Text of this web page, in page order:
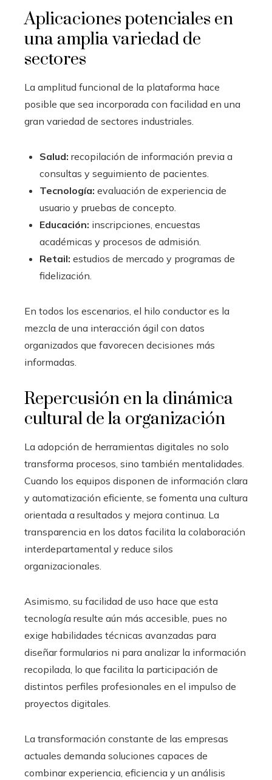
Aplicaciones potenciales en
una amplia variedad de
sectores
La amplitud funcional de la plataforma hace
posible que sea incorporada con facilidad en una
gran variedad de sectores industriales.
Salud: recopilación de información previa a
consultas y seguimiento de pacientes.
Tecnología: evaluación de experiencia de
usuario y pruebas de concepto.
Educación: inscripciones, encuestas
académicas y procesos de admisión.
Retail: estudios de mercado y programas de
fidelización.
En todos los escenarios, el hilo conductor es la
mezcla de una interacción ágil con datos
organizados que favorecen decisiones más
informadas.
Repercusión en la dinámica
cultural de la organización
La adopción de herramientas digitales no solo
transforma procesos, sino también mentalidades.
Cuando los equipos disponen de información clara
y automatización eficiente, se fomenta una cultura
orientada a resultados y mejora continua. La
transparencia en los datos facilita la colaboración
interdepartamental y reduce silos
organizacionales.
Asimismo, su facilidad de uso hace que esta
tecnología resulte aún más accesible, pues no
exige habilidades técnicas avanzadas para
diseñar formularios ni para analizar la información
recopilada, lo que facilita la participación de
distintos perfiles profesionales en el impulso de
proyectos digitales.
La transformación constante de las empresas
actuales demanda soluciones capaces de
combinar experiencia, eficiencia y un análisis